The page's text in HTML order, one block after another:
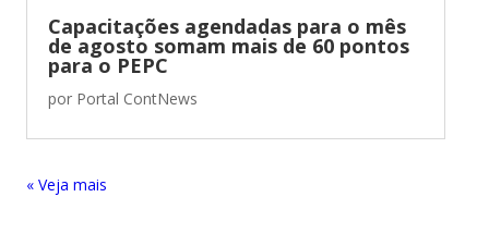
Capacitações agendadas para o mês
de agosto somam mais de 60 pontos
para o PEPC
por Portal ContNews
« Entradas Antigas